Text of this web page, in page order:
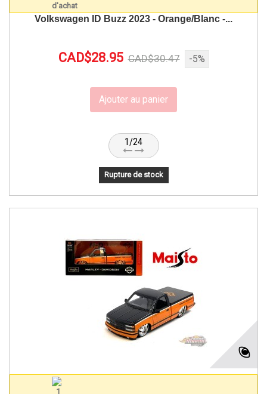
Volkswagen ID Buzz 2023 - Orange/Blanc -...
CAD$28.95 CAD$30.47 -5%
Ajouter au panier
1/24
Rupture de stock